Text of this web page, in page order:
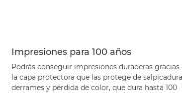
Impresiones para 100 años
Podrás conseguir impresiones duraderas gracias
la capa protectora que las protege de
derrames y pérdida de color, que dura hasta 100